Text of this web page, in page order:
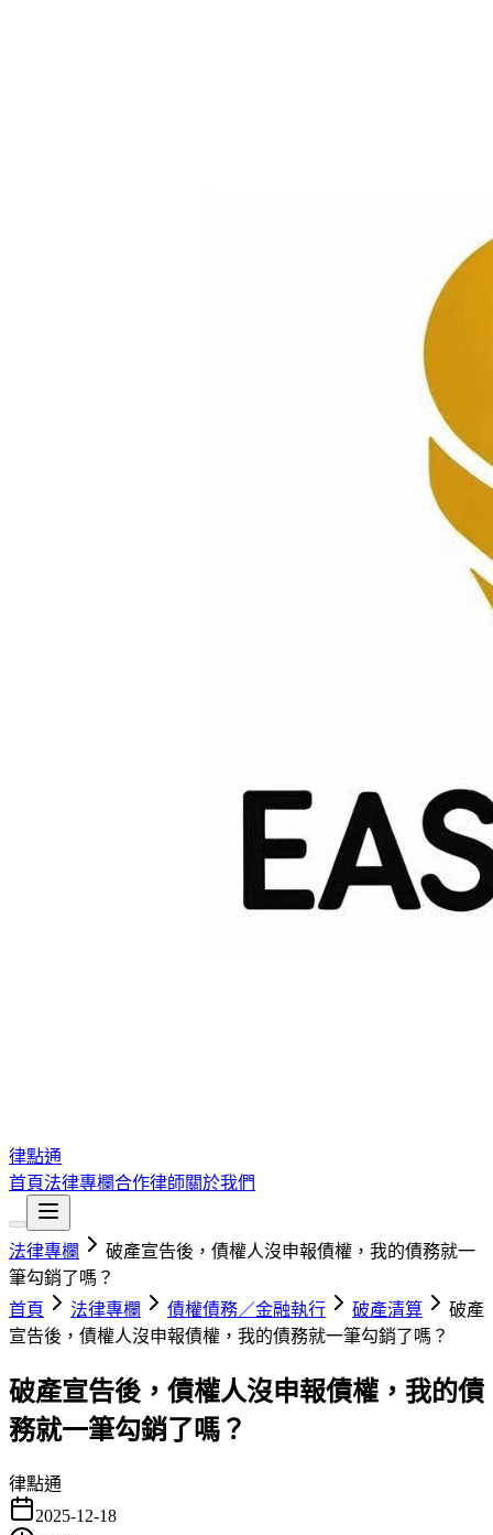
律點通
首頁法律專欄合作律師關於我們
法律專欄
破產宣告後，債權人沒申報債權，我的債務就一
筆勾銷了嗎？
首頁
法律專欄 債權債務／金融執行 破產清算
破產
宣告後，債權人沒申報債權，我的債務就一筆勾銷了嗎？
破產宣告後，債權人沒申報債權，我的債
務就一筆勾銷了嗎？
律點通
2025-12-18